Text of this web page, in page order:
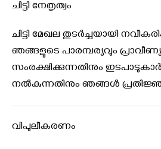
ചിട്ടി നേതൃത്വം
ചിട്ടി മേഖല തുടർച്ചയായി
ഞങ്ങളുടെ പാരമ്പര്യവും
സംരക്ഷിക്കുന്നതിനും
നൽകുന്നതിനും ഞങ്ങൾ
വിപുലീകരണം